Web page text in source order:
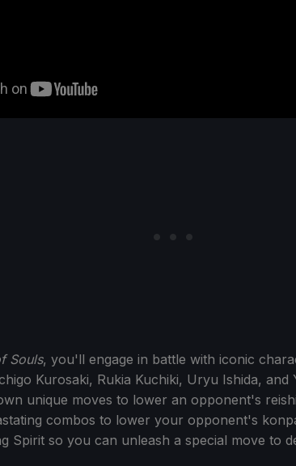
Souls, you'll engage in battle with iconic
Kurosaki, Rukia Kuchiki, Uryu Ishida, and
unique moves to lower an opponent's
combos to lower your opponent's
Spirit so you can unleash a special move to